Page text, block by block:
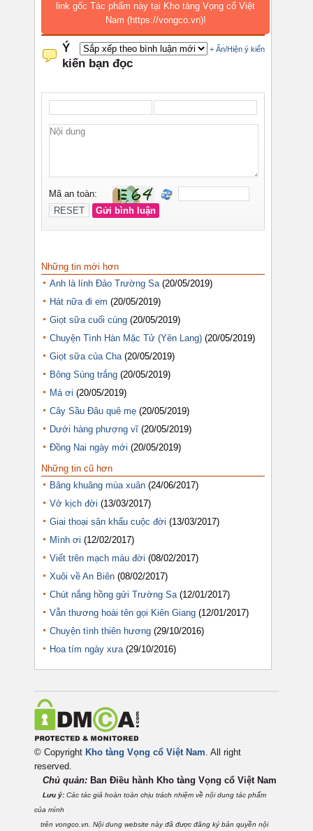
link gốc Tác phẩm này tại Kho tàng Vọng cổ Việt
Nam (https://vongco.vn)!
Những tin mới hơn
Anh là lính Đảo Trường Sa (20/05/2019)
Hát nữa đi em (20/05/2019)
Giọt sữa cuối cùng (20/05/2019)
Chuyện Tình Hàn Mặc Tử (Yên Lang) (20/05/2019)
Giọt sữa của Cha (20/05/2019)
Bông Súng trắng (20/05/2019)
Má ơi (20/05/2019)
Cây Sầu Đâu quê mẹ (20/05/2019)
Dưới hàng phượng vĩ (20/05/2019)
Đồng Nai ngày mới (20/05/2019)
Những tin cũ hơn
Bâng khuâng mùa xuân (24/06/2017)
Vở kịch đời (13/03/2017)
Giai thoại sân khấu cuộc đời (13/03/2017)
Mình ơi (12/02/2017)
Viết trên mạch máu đời (08/02/2017)
Xuôi về An Biên (08/02/2017)
Chút nắng hồng gửi Trường Sa (12/01/2017)
Vẫn thương hoài tên gọi Kiên Giang (12/01/2017)
Chuyện tình thiên hương (29/10/2016)
Hoa tím ngày xưa (29/10/2016)
© Copyright Kho tàng Vọng cổ Việt Nam. All right
reserved.
Chủ quản: Ban Điều hành Kho tàng Vọng cổ Việt Nam
Lưu ý: Các tác giả hoàn toàn chịu trách nhiệm về nội dung tác phẩm
của mình
trên vongco.vn. Nội dung website này đã được đăng ký bản quyền nội